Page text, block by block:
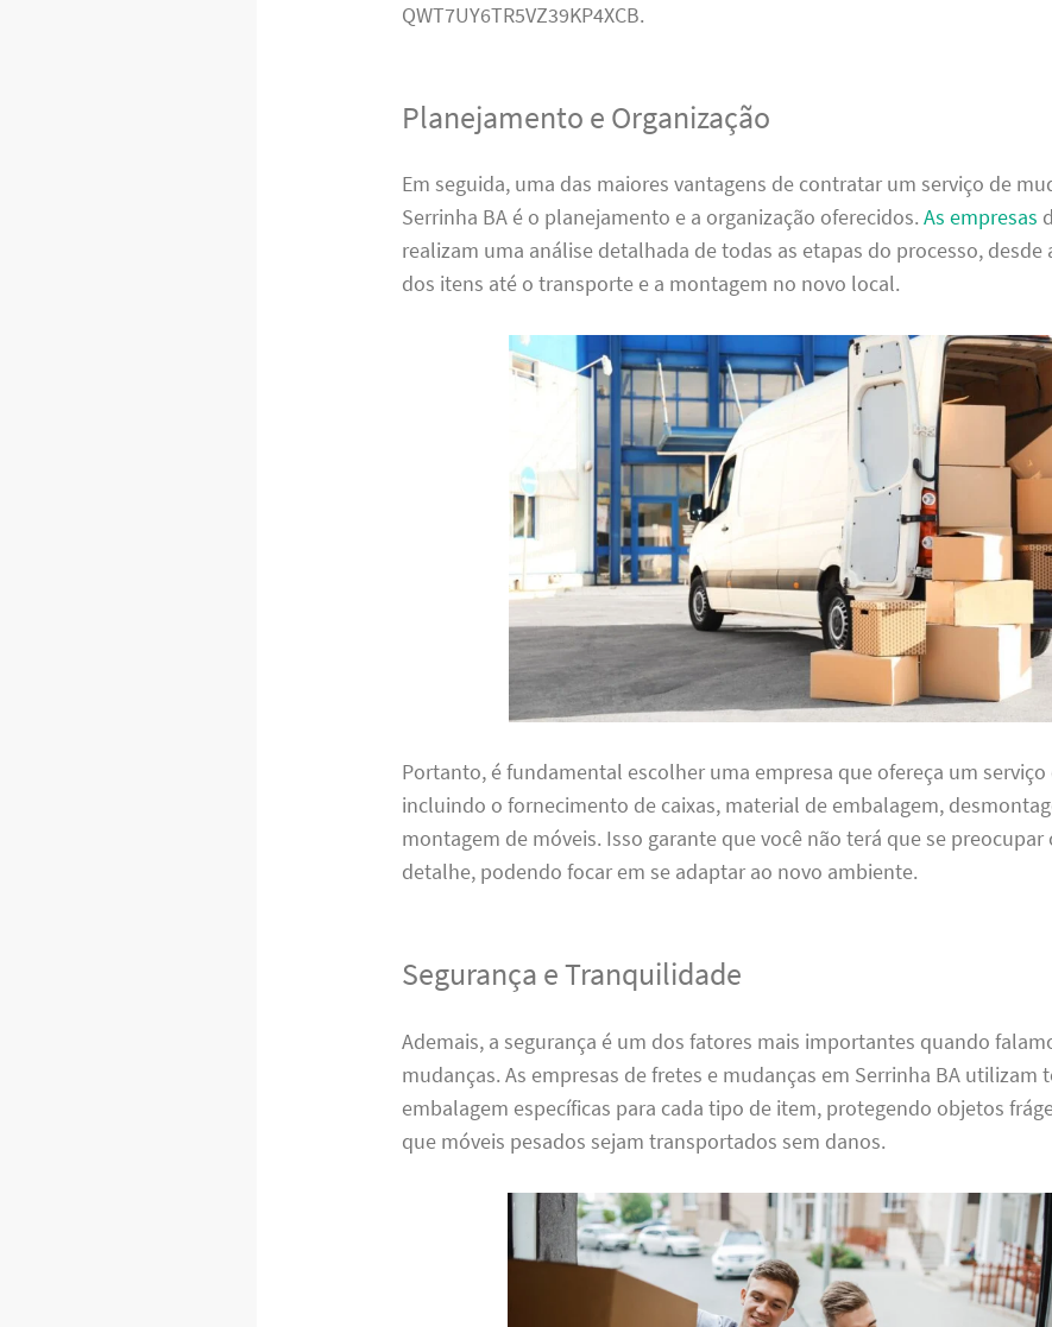
QWT7UY6TR5VZ39KP4XCB.
Planejamento e Organização
Em seguida, uma das maiores vantagens de contratar um serviço de
Serrinha BA é o planejamento e a organização oferecidos.As empresas
realizam uma análise detalhada de todas as etapas do processo, desde
dos itens até o transporte e a montagem no novo local.
Portanto, é fundamental escolher uma empresa que ofereça um
incluindo o fornecimento de caixas, material de embalagem,
montagem de móveis. Isso garante que você não terá que se
detalhe, podendo focar em se adaptar ao novo ambiente.
Segurança e Tranquilidade
Ademais, a segurança é um dos fatores mais importantes quando
mudanças. As empresas de fretes e mudanças em Serrinha BA utilizam
embalagem específicas para cada tipo de item, protegendo objetos
que móveis pesados sejam transportados sem danos.